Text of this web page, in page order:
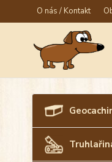
O nás / Kontakt